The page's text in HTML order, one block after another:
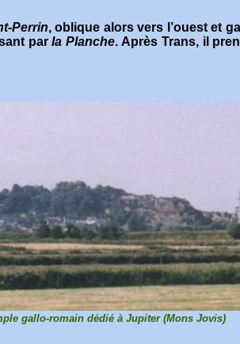
Perrin, oblique alors vers l’ouest et
parla Planche. Après Trans, il
gallo-romain dédié à Jupiter (Mons Jovis)